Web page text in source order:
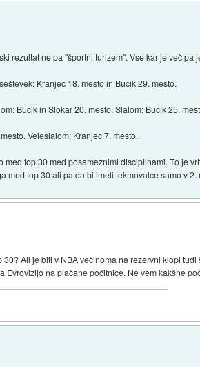
rezultat ne pa "športni turizem". Vse kar je več pa
Kranjec 18. mesto in Bucik 29. mesto.
Bucik in Slokar 20. mesto. Slalom: Bucik 25.
Veleslalom: Kranjec 7. mesto.
med top 30 med posameznimi disciplinami. To je
med top 30 ali pa da bi imeli tekmovalce samo v
Ali je biti v NBA večinoma na rezervni klopi
Evrovizijo na plačane počitnice. Ne vem kakšne